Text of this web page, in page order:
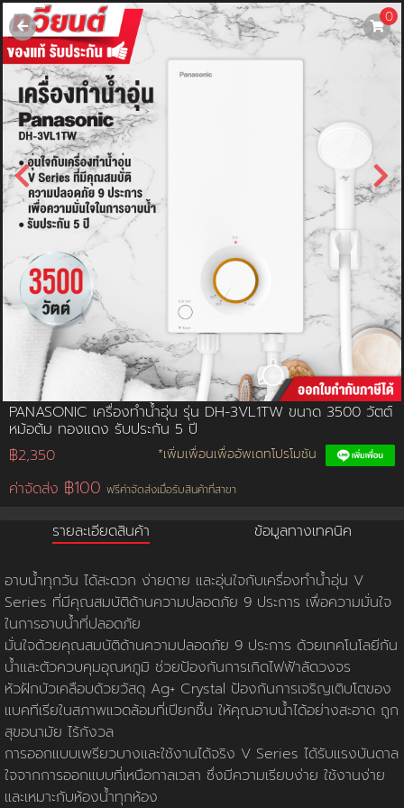
0
PANASONIC เครื่องทำน้ำอุ่น รุ่น DH-3VL1TW ขนาด 3500 วัตต์
หม้อต้ม ทองแดง รับประกัน 5 ปี
฿2,350
*เพิ่มเพื่อนเพื่ออัพเดทโปรโมชัน
ค่าจัดส่ง ฿100 ฟรีค่าจัดส่งเมื่อรับสินค้าที่สาขา
รายละเอียดสินค้า ข้อมูลทางเทคนิค
username
password
LOGIN
สมัครสมาชิค ลืมรหัสผ่าน?
การซื้อของฉัน
🔥โปรโมชัน🔥
แคตตาล็อค
การชำระเงิน
ขั้นตอนการสั่งซื้อ
คณะกรรมการบริหาร
การคืนเงินและคืนสินค้า
ทวียนต์ 53 สาขา
ผลงานของเรา
สมัครงาน